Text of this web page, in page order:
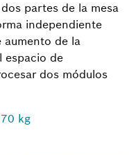
partes de la mesa
independiente
aumento de la
espacio de
dos módulos
kg